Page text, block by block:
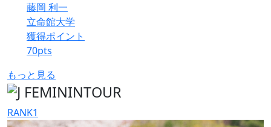
藤岡 利一
立命館大学
獲得ポイント
70pts
もっと見る
RANK1